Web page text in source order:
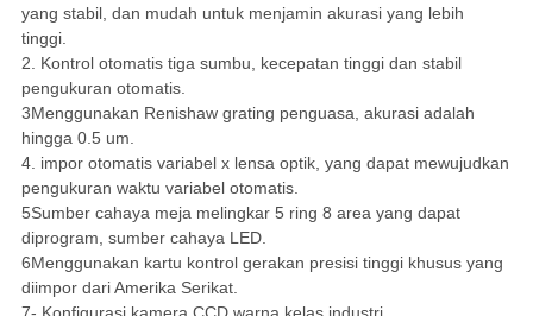
yang stabil, dan mudah untuk menjamin akurasi yang lebih
tinggi.
2. Kontrol otomatis tiga sumbu, kecepatan tinggi dan stabil
pengukuran otomatis.
3Menggunakan Renishaw grating penguasa, akurasi adalah
hingga 0.5 um.
4. impor otomatis variabel x lensa optik, yang dapat mewujudkan
pengukuran waktu variabel otomatis.
5Sumber cahaya meja melingkar 5 ring 8 area yang dapat
diprogram, sumber cahaya LED.
6Menggunakan kartu kontrol gerakan presisi tinggi khusus yang
diimpor dari Amerika Serikat.